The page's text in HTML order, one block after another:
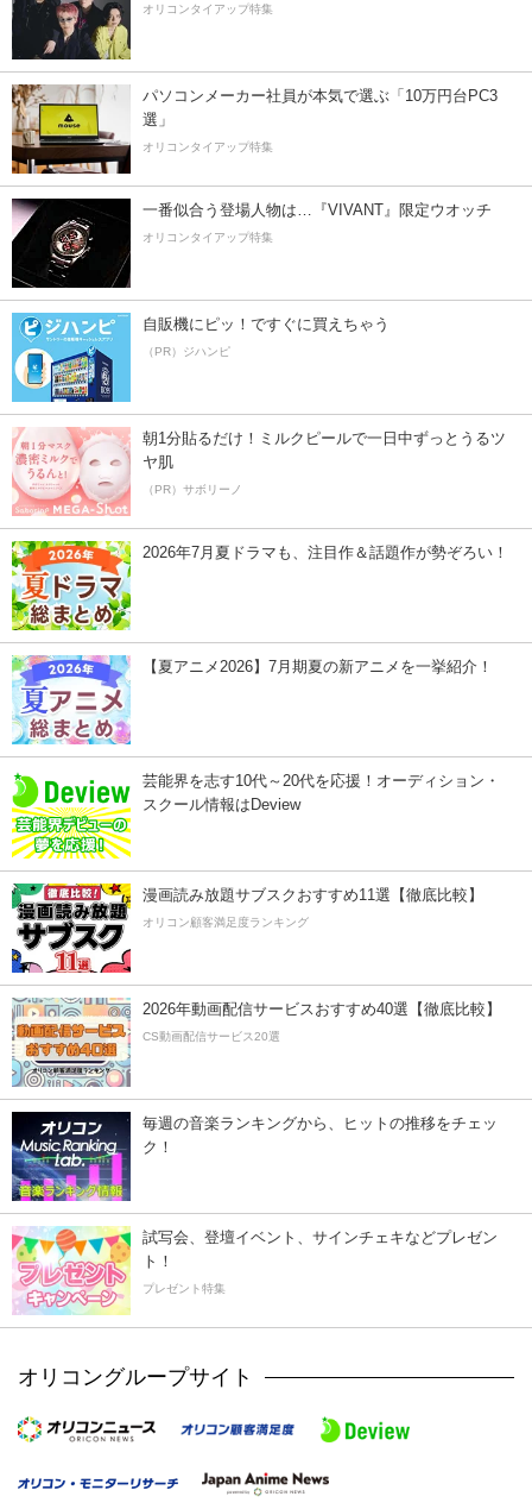
オリコンタイアップ特集
パソコンメーカー社員が本気で選ぶ「10万円台PC3
選」
オリコンタイアップ特集
一番似合う登場人物は…『VIVANT』限定ウオッチ
オリコンタイアップ特集
自販機にピッ！ですぐに買えちゃう
（PR）ジハンピ
朝1分貼るだけ！ミルクピールで一日中ずっとうるツ
ヤ肌
（PR）サボリーノ
2026年7月夏ドラマも、注目作＆話題作が勢ぞろい！
【夏アニメ2026】7月期夏の新アニメを一挙紹介！
芸能界を志す10代～20代を応援！オーディション・
スクール情報はDeview
漫画読み放題サブスクおすすめ11選【徹底比較】
オリコン顧客満足度ランキング
2026年動画配信サービスおすすめ40選【徹底比較】
CS動画配信サービス20選
毎週の音楽ランキングから、ヒットの推移をチェッ
ク！
試写会、登壇イベント、サインチェキなどプレゼン
ト！
プレゼント特集
オリコングループサイト